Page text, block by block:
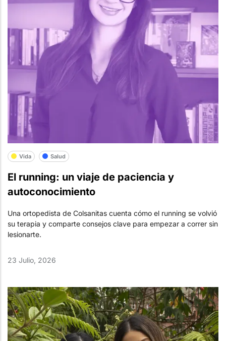
Vida Salud
El running: un viaje de paciencia y
autoconocimiento
Una ortopedista de Colsanitas cuenta cómo el running se volvió
su terapia y comparte consejos clave para empezar a correr sin
lesionarte.
23 Julio, 2026